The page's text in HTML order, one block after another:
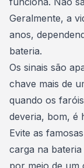
Geralmente, a
anos,
bateria.
Os sinais são
chave mais de
quando os
deveria, bom, é
Evite as
carga na
por meio de um